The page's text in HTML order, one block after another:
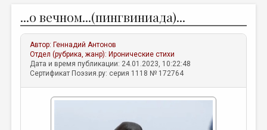
ЖАНРЫ
АВТОРЫ
КОММЕНТАРИИ
ЛИТСАЛОН
...о вечном...(пингвиниада)...
Автор: Геннадий Антонов
Отдел (рубрика, жанр): Иронические стихи
Дата и время публикации: 24.01.2023, 10:22:48
Сертификат Поэзия.ру: серия 1118 № 172764